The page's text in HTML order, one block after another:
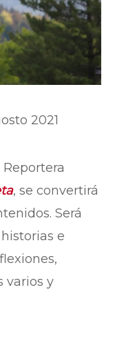
2021
, se convertirá
Será
e
varios y